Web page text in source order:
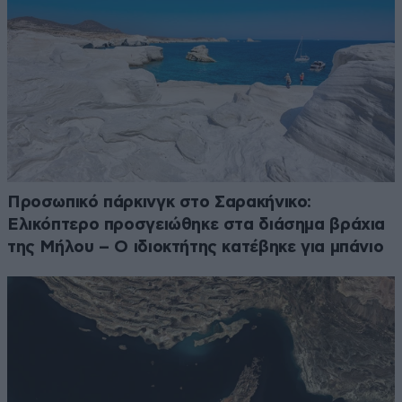
Προσωπικό πάρκινγκ στο Σαρακήνικο:
Ελικόπτερο προσγειώθηκε στα διάσημα βράχια
της Μήλου – Ο ιδιοκτήτης κατέβηκε για μπάνιο